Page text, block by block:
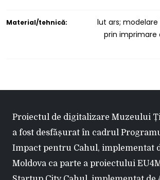
Material/tehnică:
lut ars;
prin imprimare
Proiectul de digitalizare Muzeului
a fost desfășurat în cadrul
Impact pentru Cahul, implementat
Moldova ca parte a proiectului